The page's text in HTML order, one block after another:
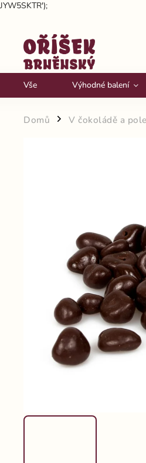
JYW5SKTR');
Vše Výhodné balení
Domů / V čokoládě a